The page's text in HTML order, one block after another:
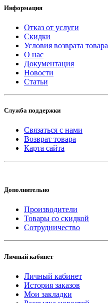
Информация
Отказ от услуги
Скидки
Условия возврата товара
О нас
Документация
Новости
Статьи
Служба поддержки
Связаться с нами
Возврат товара
Карта сайта
Дополнительно
Производители
Товары со скидкой
Сотрудничество
Личный кабинет
Личный кабинет
История заказов
Мои закладки